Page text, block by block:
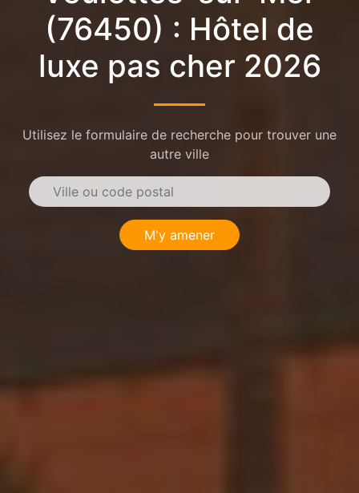
(76450) : Hôtel de
luxe pas cher 2026
Utilisez le formulaire de recherche pour trouver une
autre ville
M'y amener